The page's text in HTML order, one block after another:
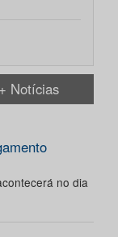
+ Notícias
no dia